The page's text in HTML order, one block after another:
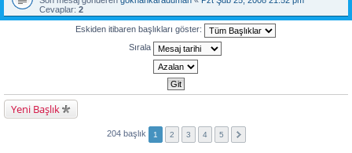
Cevaplar: 2
Eskiden itibaren başlıkları göster:
Sırala
Yeni Başlık
204 başlık 1 2 3 4 5